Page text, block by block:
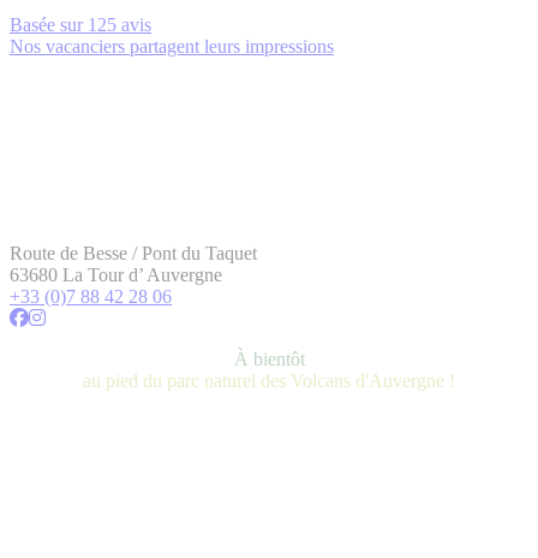
Basée sur 125 avis
Nos vacanciers partagent leurs impressions
Route de Besse / Pont du Taquet
63680 La Tour d’ Auvergne
+33 (0)7 88 42 28 06
À bientôt
au pied du parc naturel des Volcans d'Auvergne !